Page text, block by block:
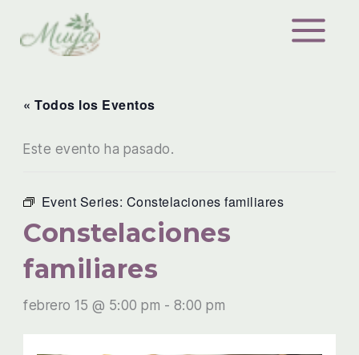
contenido
« Todos los Eventos
Este evento ha pasado.
Event Series: Constelaciones familiares
Constelaciones
familiares
febrero 15 @ 5:00 pm - 8:00 pm